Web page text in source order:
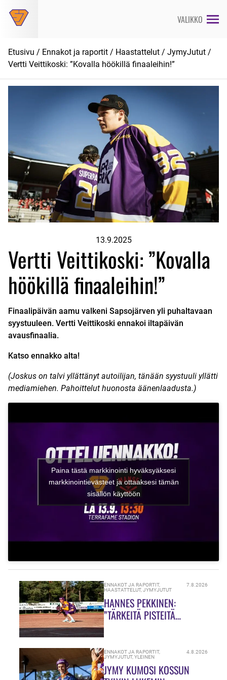
suoraan
VALIKKO
Etusivu / Ennakot ja raportit / Haastattelut / JymyJutut /
Vertti Veittikoski: ”Kovalla höökillä finaaleihin!”
13.9.2025
Vertti Veittikoski: ”Kovalla
höökillä finaaleihin!”
Finaalipäivän aamu valkeni Sapsojärven yli puhaltavaan
syystuuleen. Vertti Veittikoski ennakoi iltapäivän
avausfinaalia.
Katso ennakko alta!
(Joskus on talvi yllättänyt autoilijan, tänään syystuuli yllätti
mediamiehen. Pahoittelut huonosta äänenlaadusta.)
Paina tästä markkinointi hyväksyäksesi
markkinointievästeet ja ottaaksesi tämän
sisällön käyttöön
ENNAKOT JA RAPORTIT,
HAASTATTELUT,JYMYJUTUT
7.8.2026
HANNES PEKKINEN:
”TÄRKEITÄ PISTEITÄ
ENNAKOT JA RAPORTIT,
JYMYJUTUT,YLEINEN
4.8.2026
JYMY KUMOSI KOSSUN